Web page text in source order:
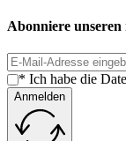
Abonniere unseren
* Ich habe die
Anmelden